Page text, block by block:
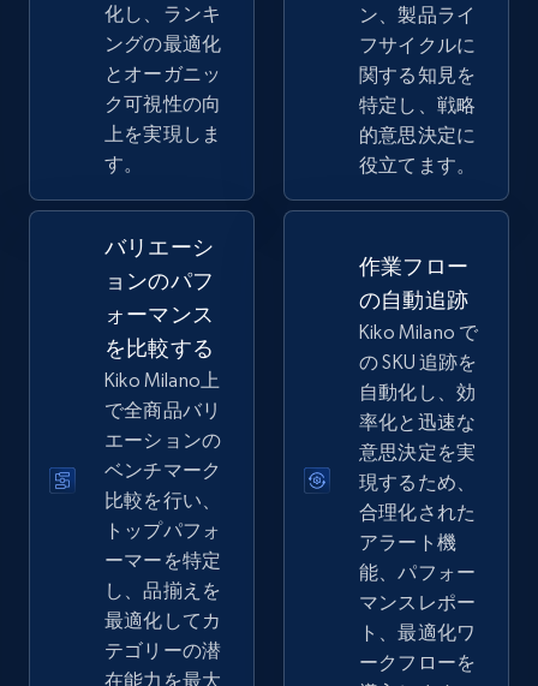
eBay - Collect products from shops on eBay
URL, Product id, Title, Seller name, Seller rating,
Seller reviews, Breadcrumbs, Root category, and
2.5K+ 359+
eBay - Collect records by category
URL, Product id, Title, Seller name, Seller rating,
Seller reviews, Breadcrumbs, Root category, and
more.
今すぐ始める
Google Shopping
URL, Product id, Title, Product description,
化し、ランキ
ングの最適化
とオーガニッ
ク可視性の向
上を実現しま
す。
ン、製品ライ
フサイクルに
関する知見を
特定し、戦略
的意思決定に
役立てます。
バリエーシ
ョンのパフ
ォーマンス
を比較する
Kiko Milano上
で全商品バリ
エーションの
ベンチマーク
比較を行い、
トップパフォ
ーマーを特定
し、品揃えを
最適化してカ
テゴリーの潜
在能力を最大
作業フロー
の自動追跡
Kiko Milano で
の SKU 追跡を
自動化し、効
率化と迅速な
意思決定を実
現するため、
合理化された
アラート機
能、パフォー
マンスレポー
ト、最適化ワ
ークフローを